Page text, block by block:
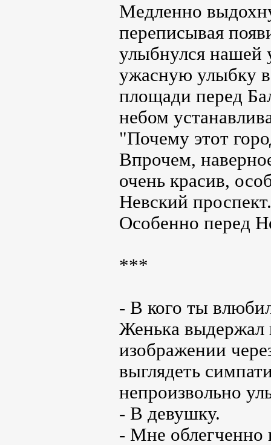
Медленно
переписывая
улыбнулся нашей
ужасную улыбку в
площади перед
небом
"Почему этот
Впрочем,
очень красив,
Невский проспект.
Особенно перед
***
- В кого ты
Женька выдержал
изображении
выглядеть
непроизвольно
- В девушку.
- Мне облегченно